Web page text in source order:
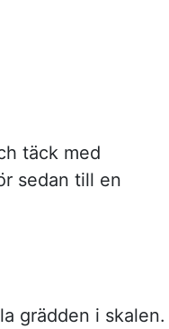
täck med
sedan till en
grädden i skalen.